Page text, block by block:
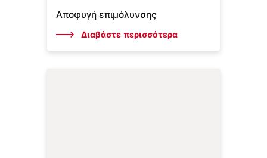
Αποφυγή επιμόλυνσης
Διαβάστε περισσότερα